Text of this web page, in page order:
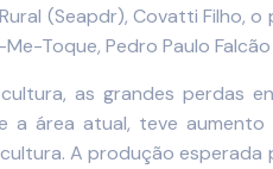
(Seapdr), Covatti Filho,
Toque, Pedro Paulo
as grandes perdas
a área atual, teve
A produção esperada